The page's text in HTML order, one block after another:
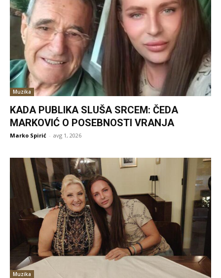
Muzika
KADA PUBLIKA SLUŠA SRCEM: ČEDA
MARKOVIĆ O POSEBNOSTI VRANJA
Marko Spirić - avg 1, 2026
Muzika